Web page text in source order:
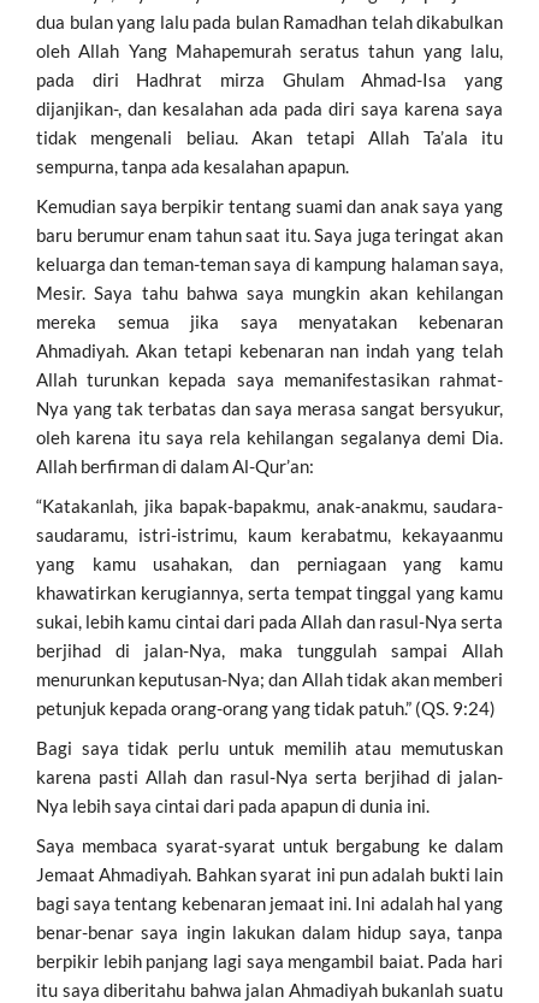
dua bulan yang lalu pada bulan Ramadhan telah dikabulkan
oleh Allah Yang Mahapemurah seratus tahun yang lalu,
pada diri Hadhrat mirza Ghulam Ahmad-Isa yang
dijanjikan-, dan kesalahan ada pada diri saya karena saya
tidak mengenali beliau. Akan tetapi Allah Ta’ala itu
sempurna, tanpa ada kesalahan apapun.
Kemudian saya berpikir tentang suami dan anak saya yang
baru berumur enam tahun saat itu. Saya juga teringat akan
keluarga dan teman-teman saya di kampung halaman saya,
Mesir. Saya tahu bahwa saya mungkin akan kehilangan
mereka semua jika saya menyatakan kebenaran
Ahmadiyah. Akan tetapi kebenaran nan indah yang telah
Allah turunkan kepada saya memanifestasikan rahmat-
Nya yang tak terbatas dan saya merasa sangat bersyukur,
oleh karena itu saya rela kehilangan segalanya demi Dia.
Allah berfirman di dalam Al-Qur’an:
“Katakanlah, jika bapak-bapakmu, anak-anakmu, saudara-
saudaramu, istri-istrimu, kaum kerabatmu, kekayaanmu
yang kamu usahakan, dan perniagaan yang kamu
khawatirkan kerugiannya, serta tempat tinggal yang kamu
sukai, lebih kamu cintai dari pada Allah dan rasul-Nya serta
berjihad di jalan-Nya, maka tunggulah sampai Allah
menurunkan keputusan-Nya; dan Allah tidak akan memberi
petunjuk kepada orang-orang yang tidak patuh.” (QS. 9:24)
Bagi saya tidak perlu untuk memilih atau memutuskan
karena pasti Allah dan rasul-Nya serta berjihad di jalan-
Nya lebih saya cintai dari pada apapun di dunia ini.
Saya membaca syarat-syarat untuk bergabung ke dalam
Jemaat Ahmadiyah. Bahkan syarat ini pun adalah bukti lain
bagi saya tentang kebenaran jemaat ini. Ini adalah hal yang
benar-benar saya ingin lakukan dalam hidup saya, tanpa
berpikir lebih panjang lagi saya mengambil baiat. Pada hari
itu saya diberitahu bahwa jalan Ahmadiyah bukanlah suatu